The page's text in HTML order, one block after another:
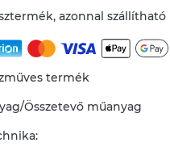
azonnal szállítható
termék
Összetevő műanyag